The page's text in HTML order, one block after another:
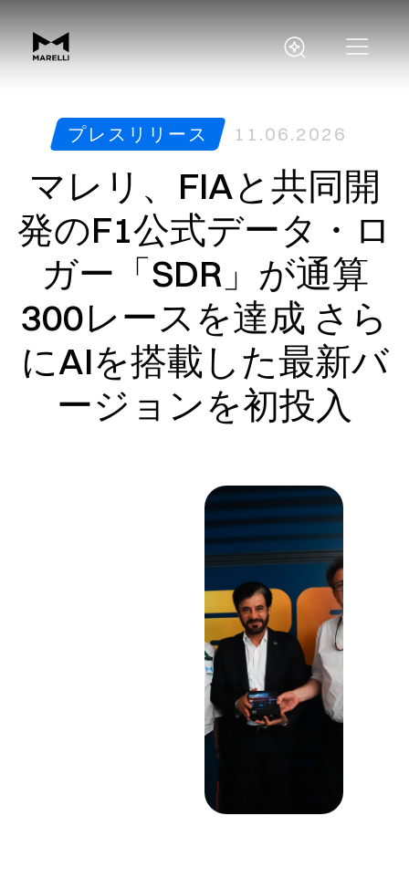
プレスリリース 11.06.2026
マレリ、FIAと共同開
発のF1公式データ・ロ
ガー「SDR」が通算
300レースを達成 さら
にAIを搭載した最新バ
ージョンを初投入